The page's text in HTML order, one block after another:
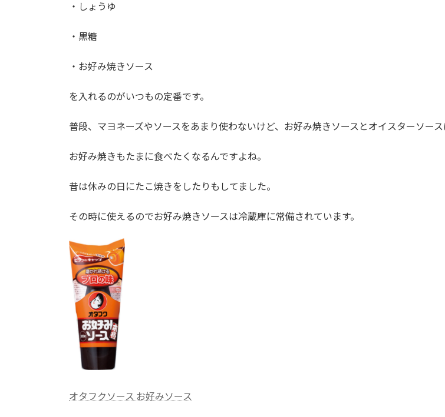
・しょうゆ
・黒糖
・お好み焼きソース
を入れるのがいつもの定番です。
普段、マヨネーズやソースをあまり使わないけど、お好み焼きソースとオイスターソース
お好み焼きもたまに食べたくなるんですよね。
昔は休みの日にたこ焼きをしたりもしてました。
その時に使えるのでお好み焼きソースは冷蔵庫に常備されています。
オタフクソース お好みソース